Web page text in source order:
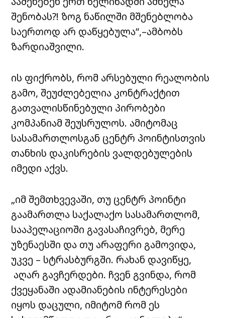
შენობას?! ზოგ ნაწილში მშენებლობა
საერთოდ არ დაწყებულა“,–ამბობს
ზარდიაშვილი.
ის ფიქრობს, რომ არსებული რეალობის
გამო, შეუძლებელია კონტრაქტით
გათვალისწინებული პირობები
კომპანიამ შეუსრულოს. ამიტომაც
სასამართლოსგან ცენტრ პოინტისთვის
თანხის დაკისრების ვალდებულების
იმედი აქვს.
„იმ შემთხვევაში, თუ ცენტრ პოინტი
გაამართლა საქალაქო სასამართლომ,
სააპელაციოში გავასაჩივრებ, მერე
უზენაესში და თუ არაფერი გამოვიდა,
უკვე – სტრასბურგში. რახან დავიწყე,
აღარ გავჩერდები. ჩვენ გვინდა, რომ
ქვეყანაში ადამიანების ინტერესები
იყოს დაცული, იმიტომ რომ ეს